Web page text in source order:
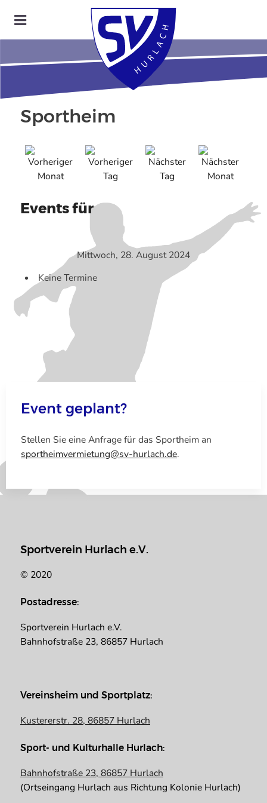
Sportheim
Events für
Mittwoch, 28. August 2024
Keine Termine
Event geplant?
Stellen Sie eine Anfrage für das Sportheim an
sportheimvermietung@sv-hurlach.de.
Sportverein Hurlach e.V.
© 2020
Postadresse:
Sportverein Hurlach e.V.
Bahnhofstraße 23, 86857 Hurlach
Vereinsheim und Sportplatz:
Kustererstr. 28, 86857 Hurlach
Sport- und Kulturhalle Hurlach:
Bahnhofstraße 23, 86857 Hurlach
(Ortseingang Hurlach aus Richtung Kolonie Hurlach)